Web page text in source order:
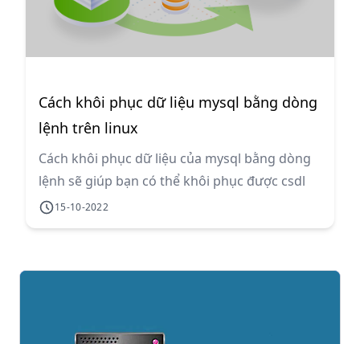
Cách khôi phục dữ liệu mysql bằng dòng
lệnh trên linux
Cách khôi phục dữ liệu của mysql bằng dòng
lệnh sẽ giúp bạn có thể khôi phục được csdl
từ terminal một cách đơn giản và không giới
hạn dung lượng khi khôi phục vì dữ liệu đã
15-10-2022